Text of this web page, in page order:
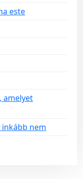
este
amelyet
inkább nem